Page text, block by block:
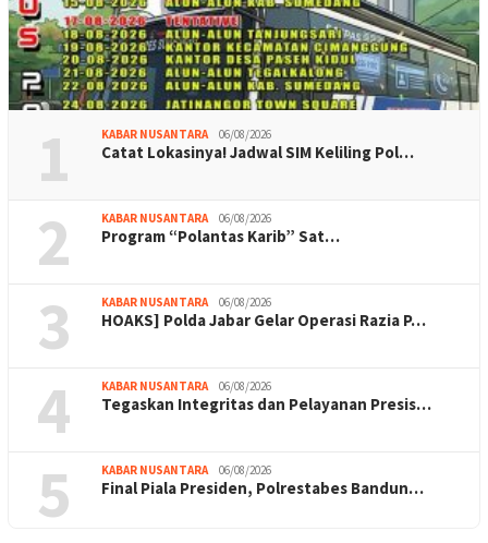
1 KABAR NUSANTARA 06/08/2026
Catat Lokasinya! Jadwal SIM Keliling Pol…
2 KABAR NUSANTARA 06/08/2026
Program “Polantas Karib” Sat…
3 KABAR NUSANTARA 06/08/2026
HOAKS] Polda Jabar Gelar Operasi Razia P…
4 KABAR NUSANTARA 06/08/2026
Tegaskan Integritas dan Pelayanan Presis…
5 KABAR NUSANTARA 06/08/2026
Final Piala Presiden, Polrestabes Bandun…